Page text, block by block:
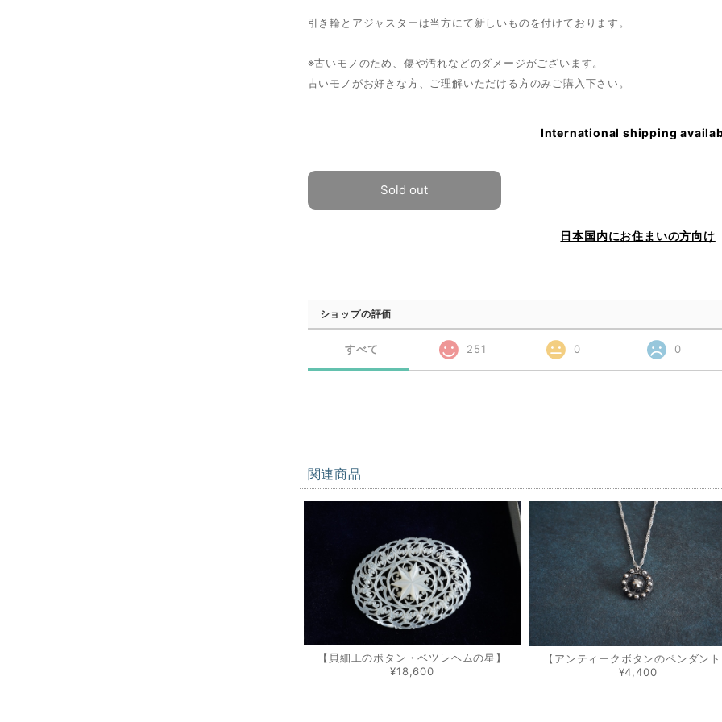
引き輪とアジャスターは当方にて新しいものを付けております。
※古いモノのため、傷や汚れなどのダメージがございます。
古いモノがお好きな方、ご理解いただける方のみご購入下さい。
International shipping
Sold out
日本国内にお住まいの方向け
ショップの評価
すべて 251 0 0
関連商品
【貝細工のボタン・ベツレヘムの星】
¥18,600
【アンティークボタンのペンダン
¥4,400